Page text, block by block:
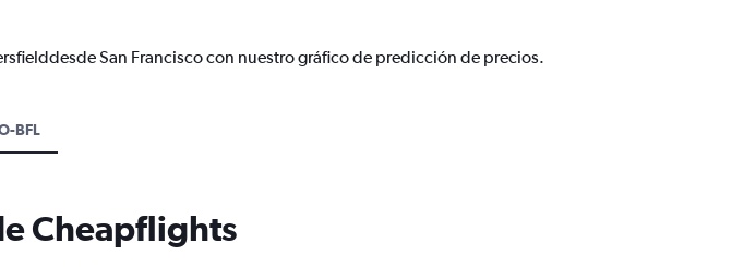
San Francisco con nuestro gráfico de predicción de precios.
BFL
Cheapflights